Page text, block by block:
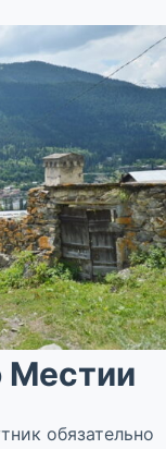
Местии
обязательно